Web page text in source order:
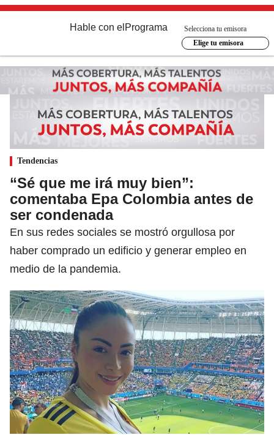
Hable con el Programa
Selecciona tu emisora
Elige tu emisora
Tendencias
“Sé que me irá muy bien”:
comentaba Epa Colombia antes de
ser condenada
En sus redes sociales se mostró orgullosa por
haber comprado un edificio y generar empleo en
medio de la pandemia.